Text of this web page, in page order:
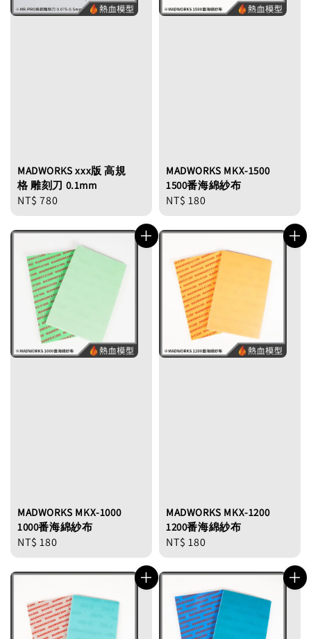
MADWORKS xxx版 高規
格 雕刻刀 0.1mm
Regular
NT$ 780
MADWORKS MKX-1500
1500番海綿紗布
Regular
NT$ 180
MADWORKS MKX-1000
1000番海綿紗布
Regular
NT$ 180
MADWORKS MKX-1200
1200番海綿紗布
Regular
NT$ 180